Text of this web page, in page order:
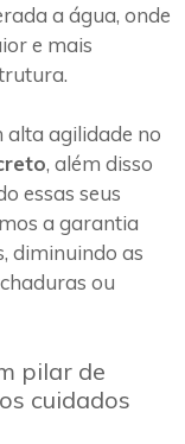
a água, onde
e mais
agilidade no
, além disso
essas seus
a garantia
diminuindo as
ou
pilar de
cuidados